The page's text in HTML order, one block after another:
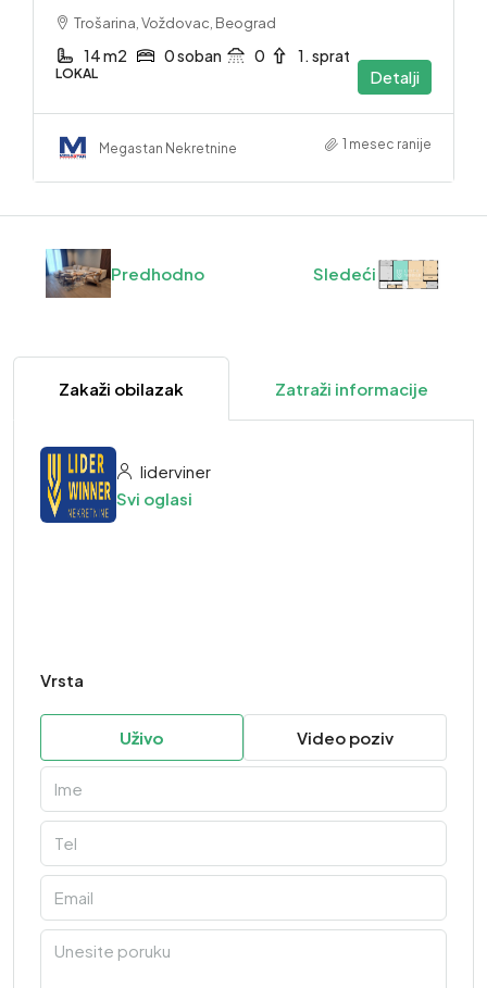
Trošarina, Voždovac, Beograd
14 m2 0 soban 0 1. sprat
LOKAL Detalji
Megastan Nekretnine 1 mesec ranije
Predhodno Sledeći
Zakaži obilazak Zatraži informacije
liderviner
Svi oglasi
Vrsta
Uživo Video poziv